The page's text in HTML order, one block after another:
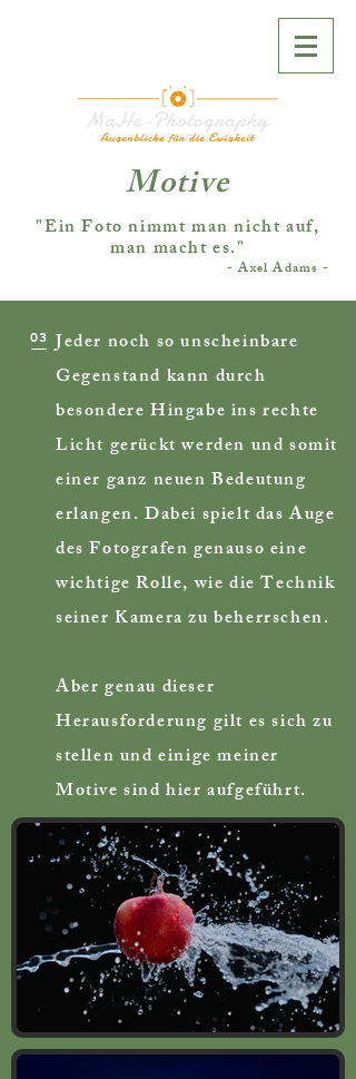
03 Jeder noch so unscheinbare
Gegenstand kann durch
besondere Hingabe ins rechte
Licht gerückt werden und somit
einer ganz neuen Bedeutung
erlangen. Dabei spielt das Auge
des Fotografen genauso eine
wichtige Rolle, wie die Technik
seiner Kamera zu beherrschen.
Aber genau dieser
Herausforderung gilt es sich zu
stellen und einige meiner
Motive sind hier aufgeführt.
"Ein Foto nimmt man nicht auf,
man macht es."
- Axel Adams -
Motive